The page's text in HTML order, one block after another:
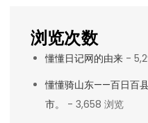
浏览次数
懂懂日记网的由来-
懂懂骑山东——百日百
市。
- 3,658 浏览